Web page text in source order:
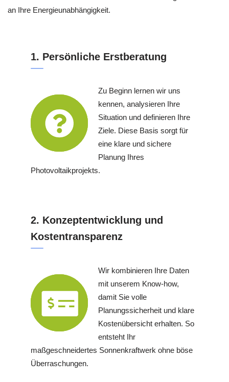
an Ihre Energieunabhängigkeit.
1. Persönliche Erstberatung
Zu Beginn lernen wir uns
kennen, analysieren Ihre
Situation und definieren Ihre
Ziele. Diese Basis sorgt für
eine klare und sichere
Planung Ihres
Photovoltaikprojekts.
2. Konzeptentwicklung und
Kostentransparenz
Wir kombinieren Ihre Daten
mit unserem Know-how,
damit Sie volle
Planungssicherheit und klare
Kostenübersicht erhalten. So
entsteht Ihr
maßgeschneidertes Sonnenkraftwerk ohne böse
Überraschungen.